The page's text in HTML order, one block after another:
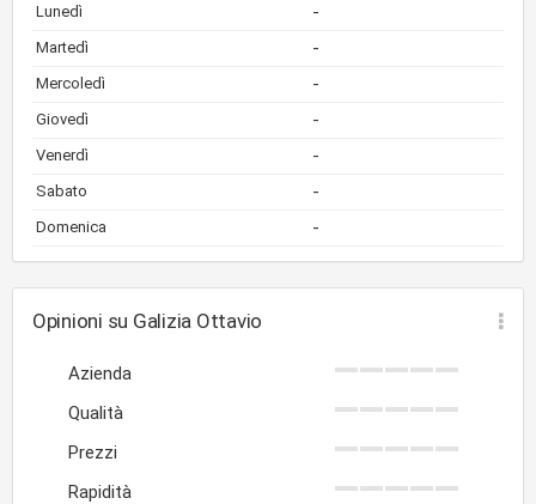
Lunedì -
Martedì -
Mercoledì -
Giovedì -
Venerdì -
Sabato -
Domenica -
Opinioni su Galizia Ottavio
Azienda
Qualità
Prezzi
Rapidità